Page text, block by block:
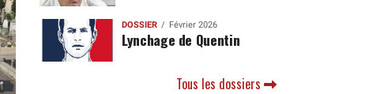
DOSSIER Février 2026
Lynchage de Quentin
Tous les dossiers